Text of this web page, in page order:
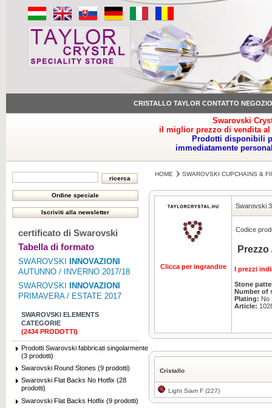
CRISTALLO TAYLOR CONTATTO NEGOZIO
Swarovski
il miglior prezzo di vendita
Prodotti disponibili
immediatamente
certificato di Swarovski
Tabella di formato
SWAROVSKI
INNOVAZIONI
AUTUNNO / INVERNO 2017/18
SWAROVSKI
INNOVAZIONI
PRIMAVERA / ESTATE 2017
SWAROVSKI ELEMENTS
CATEGORIE
(2434 PRODOTTI)
Prodotti Swarovski fabbricati singolarmente
(3 prodotti)
Swarovski Round Stones (9 prodotti)
Swarovski Flat Backs No Hotfix (28
prodotti)
Swarovski Flat Backs Hotfix (9 prodotti)
HOME SWAROVSKI CUPCHAINS &
Clicca per ingrandire
Swarovski
Codice
I prezzi
Stone
Number of
Plating: No
Article:
Cristallo
Light Siam F (227)